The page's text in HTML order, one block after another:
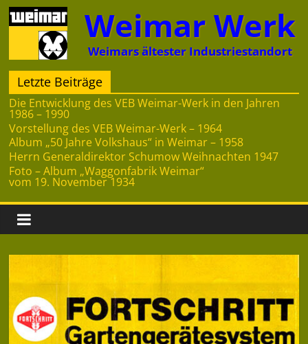
Zum
Inhalt
springen
Weimar Werk
Weimars ältester Industriestandort
Letzte Beiträge
Die Entwicklung des VEB Weimar-Werk in den Jahren
1986 – 1990
Vorstellung des VEB Weimar-Werk – 1964
Album „50 Jahre Volkshaus“ in Weimar – 1958
Herrn Generaldirektor Schumow Weihnachten 1947
Foto – Album „Waggonfabrik Weimar“
vom 19. November 1934